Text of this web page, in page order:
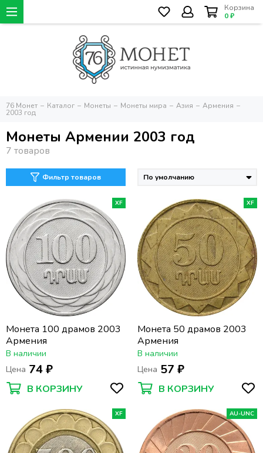
Корзина
0 ₽
76 Монет Каталог Монеты Монеты мира Азия Армения
2003 год
Монеты Армении 2003 год
Фильтр товаров
XF
Монета 100 драмов 2003
Армения
В наличии
Цена 74 ₽
В КОРЗИНУ
XF
Монета 50 драмов 2003
Армения
В наличии
Цена 57 ₽
В КОРЗИНУ
XF AU-UNC